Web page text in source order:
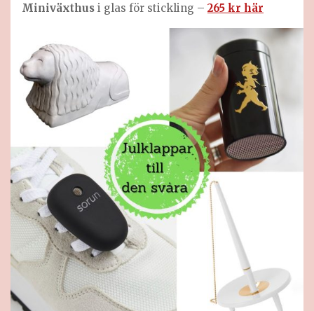
Miniväxthus i glas för stickling – 265 kr här